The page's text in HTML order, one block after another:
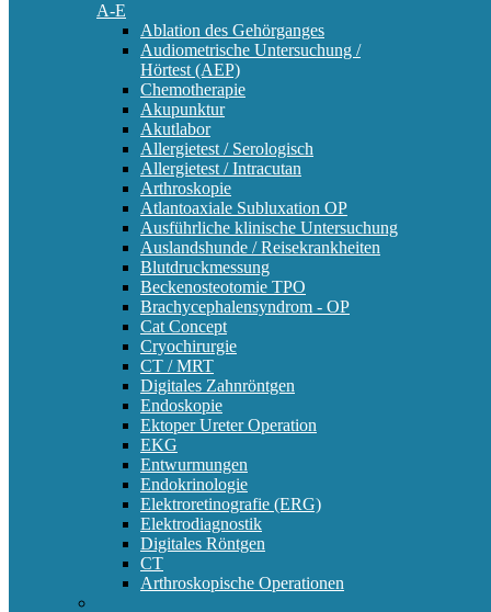
A-E
Ablation des Gehörganges
Audiometrische Untersuchung /
Hörtest (AEP)
Chemotherapie
Akupunktur
Akutlabor
Allergietest / Serologisch
Allergietest / Intracutan
Arthroskopie
Atlantoaxiale Subluxation OP
Ausführliche klinische Untersuchung
Auslandshunde / Reisekrankheiten
Blutdruckmessung
Beckenosteotomie TPO
Brachycephalensyndrom - OP
Cat Concept
Cryochirurgie
CT / MRT
Digitales Zahnröntgen
Endoskopie
Ektoper Ureter Operation
EKG
Entwurmungen
Endokrinologie
Elektroretinografie (ERG)
Elektrodiagnostik
Digitales Röntgen
CT
Arthroskopische Operationen